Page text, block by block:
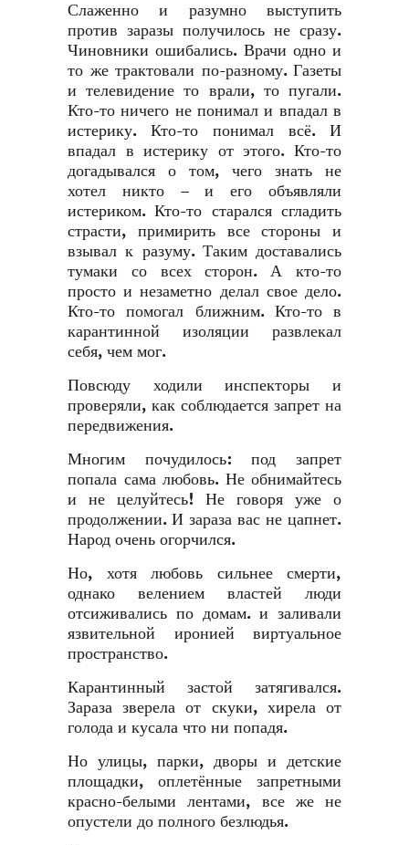
Слаженно и разумно выступить
против заразы получилось не сразу.
Чиновники ошибались. Врачи одно и
то же трактовали по-разному. Газеты
и телевидение то врали, то пугали.
Кто-то ничего не понимал и впадал в
истерику. Кто-то понимал всё. И
впадал в истерику от этого. Кто-то
догадывался о том, чего знать не
хотел никто – и его объявляли
истериком. Кто-то старался сгладить
страсти, примирить все стороны и
взывал к разуму. Таким доставались
тумаки со всех сторон. А кто-то
просто и незаметно делал свое дело.
Кто-то помогал ближним. Кто-то в
карантинной изоляции развлекал
себя, чем мог.
Повсюду ходили инспекторы и
проверяли, как соблюдается запрет на
передвижения.
Многим почудилось: под запрет
попала сама любовь. Не обнимайтесь
и не целуйтесь! Не говоря уже о
продолжении. И зараза вас не цапнет.
Народ очень огорчился.
Но, хотя любовь сильнее смерти,
однако велением властей люди
отсиживались по домам. и заливали
язвительной иронией виртуальное
пространство.
Карантинный застой затягивался.
Зараза зверела от скуки, хирела от
голода и кусала что ни попадя.
Но улицы, парки, дворы и детские
площадки, оплетённые запретными
красно-белыми лентами, все же не
опустели до полного безлюдья.